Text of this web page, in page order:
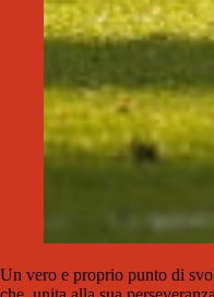
Un vero e proprio punto di